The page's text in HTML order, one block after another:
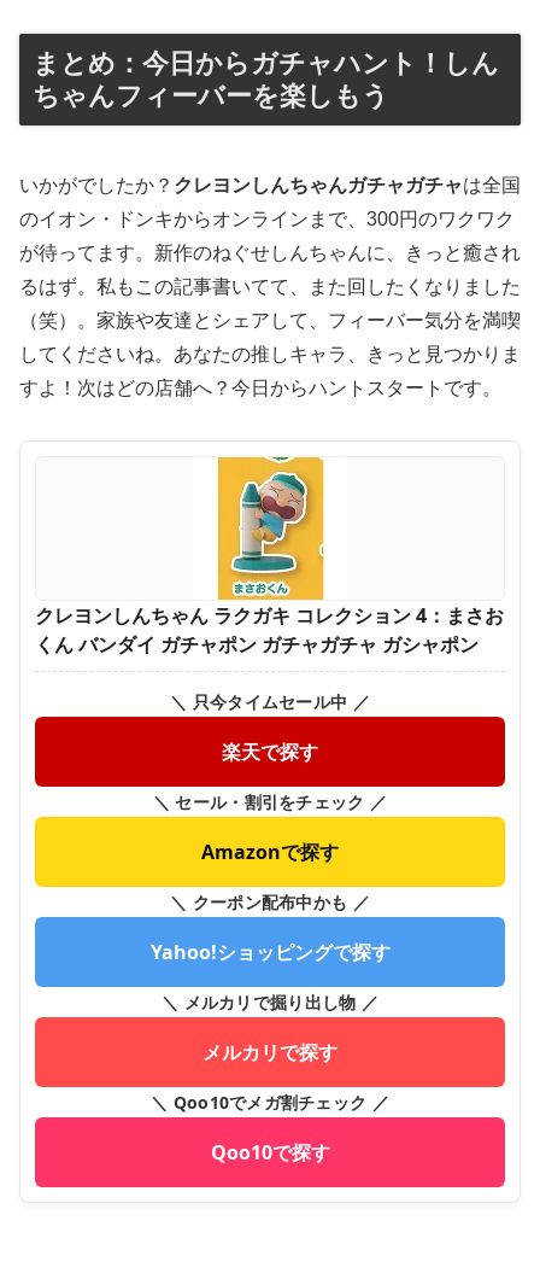
まとめ：今日からガチャハント！しん
ちゃんフィーバーを楽しもう
いかがでしたか？ クレヨンしんちゃんガチャガチャは全国
のイオン・ドンキからオンラインまで、300円のワクワク
が待ってます。新作のねぐせしんちゃんに、きっと癒され
るはず。私もこの記事書いてて、また回したくなりました
（笑）。家族や友達とシェアして、フィーバー気分を満喫
してくださいね。あなたの推しキャラ、きっと見つかりま
すよ！次はどの店舗へ？今日からハントスタートです。
クレヨンしんちゃん ラクガキ コレクション 4：まさお
くん バンダイ ガチャポン ガチャガチャ ガシャポン
＼ 只今タイムセール中 ／
楽天で探す
＼ セール・割引をチェック ／
Amazonで探す
＼ クーポン配布中かも ／
Yahoo!ショッピングで探す
＼ メルカリで掘り出し物 ／
メルカリで探す
＼ Qoo10でメガ割チェック ／
Qoo10で探す